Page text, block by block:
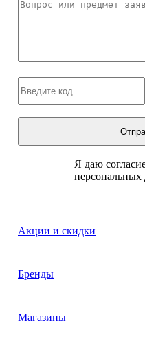
Я даю
Акции и скидки
Бренды
Магазины